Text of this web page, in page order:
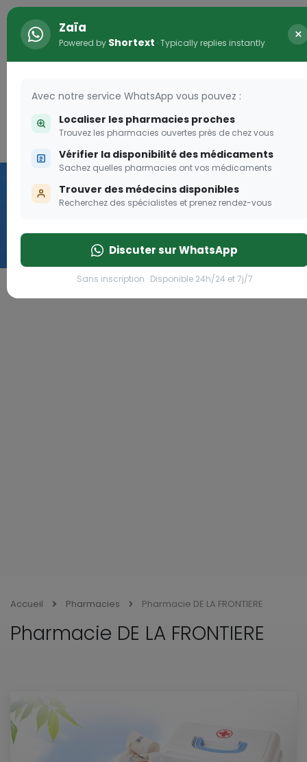
Programme OLGA-
Rejoignez le programme Olga Esther
enceintes
Rejoignez le programme Olga
Accueil Pharmacies Pharmacie DE LA FRONTIERE
Pharmacie DE LA FRONTIERE
Zaïa
Powered by Shortext · Typically replies instantly ×
Avec notre service WhatsApp vous pouvez :
Localiser les pharmacies proches
Trouvez les pharmacies ouvertes près de chez vous
Vérifier la disponibilité des médicaments
Sachez quelles pharmacies ont vos médicaments
Trouver des médecins disponibles
Recherchez des spécialistes et prenez rendez-vous
Discuter sur WhatsApp
Sans inscription · Disponible 24h/24 et 7j/7